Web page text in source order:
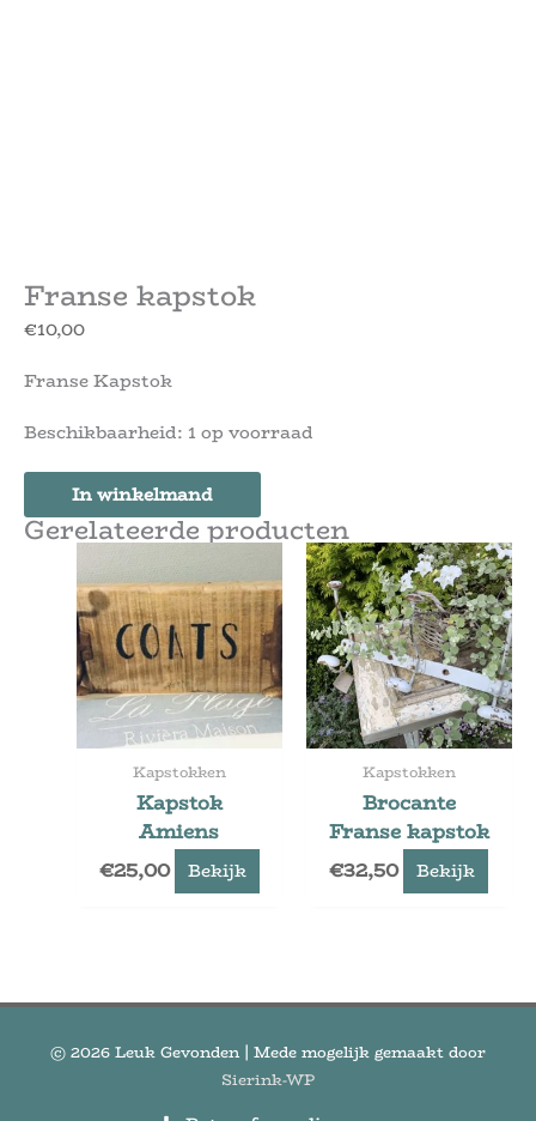
Franse kapstok
€10,00
Franse Kapstok
Beschikbaarheid: 1 op voorraad
In winkelmand
Gerelateerde producten
Kapstokken
Kapstok
Amiens
€25,00 Bekijk
Kapstokken
Brocante
Franse kapstok
€32,50 Bekijk
© 2026 Leuk Gevonden | Mede mogelijk gemaakt door
Sierink-WP